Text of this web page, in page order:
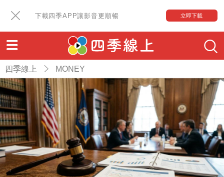
下載四季APP讓影音更順暢 立即下載
四季線上 MONEY